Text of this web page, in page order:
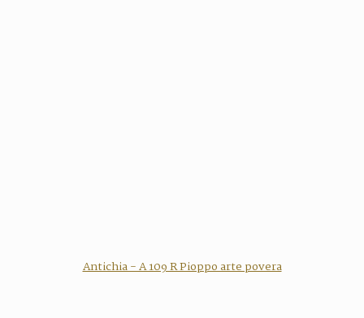
Antichia - A 109 R Pioppo arte povera